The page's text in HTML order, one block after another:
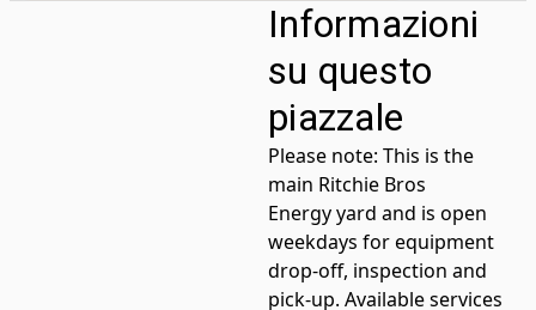
Informazioni
su questo
piazzale
Please note: This is the
main Ritchie Bros
Energyyard and is open
weekdays for equipment
drop-off, inspection and
pick-up. Available services